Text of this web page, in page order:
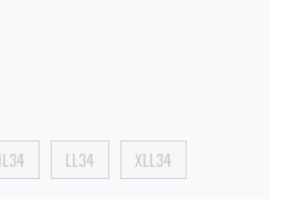
LL34 XLL34